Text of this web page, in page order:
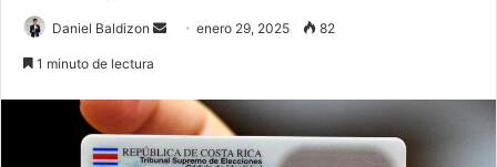
Daniel Baldizon
Sendenero 29, 2025 82
1 minuto de lectura